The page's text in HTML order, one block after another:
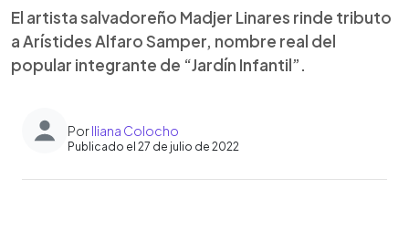
El artista salvadoreño Madjer Linares rinde tributo
a Arístides Alfaro Samper, nombre real del
popular integrante de “Jardín Infantil”.
PorIliana Colocho
Publicado el 27 de julio de 2022